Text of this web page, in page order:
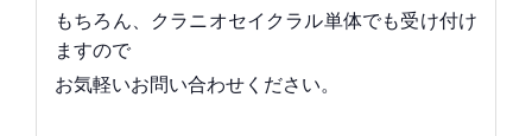
もちろん、クラニオセイクラル単体でも受け付け
ますので
お気軽いお問い合わせください。